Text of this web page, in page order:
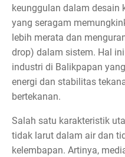
keunggulan dalam desain
yang seragam
lebih merata dan
drop) dalam sistem. Hal
industri di Balikpapan
energi dan stabilitas
bertekanan.
Salah satu karakteristik
tidak larut dalam air dan
kelembapan. Artinya,